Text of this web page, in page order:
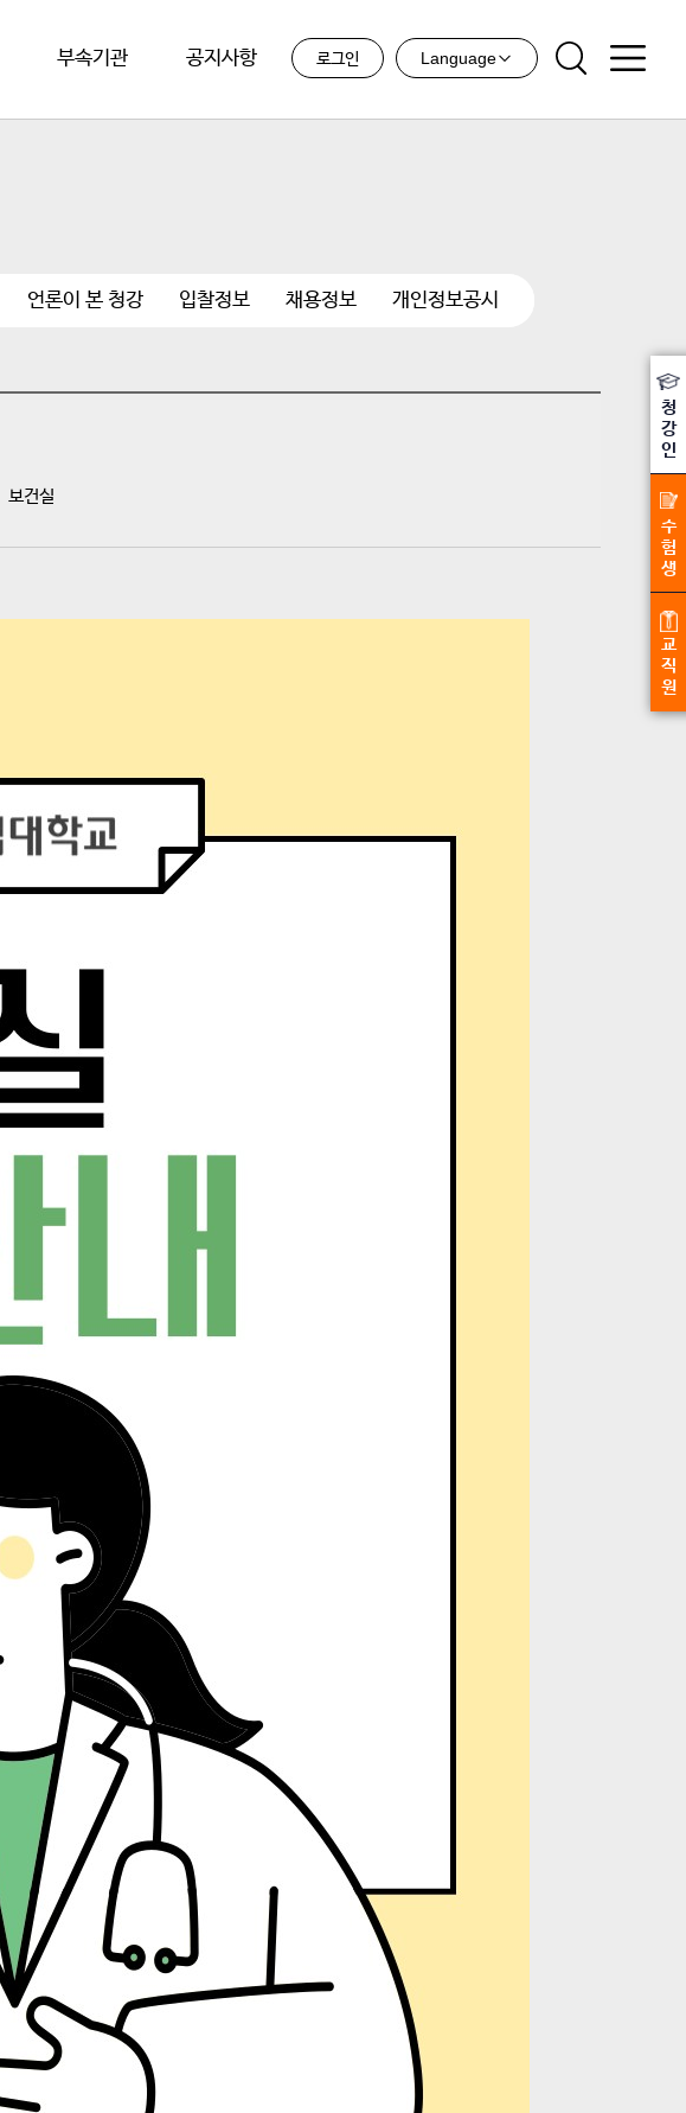
부속기관 공지사항 로그인 Language
언론이 본 청강 입찰정보 채용정보 개인정보공시
보건실
청
강
인
수
험
생
교
직
원